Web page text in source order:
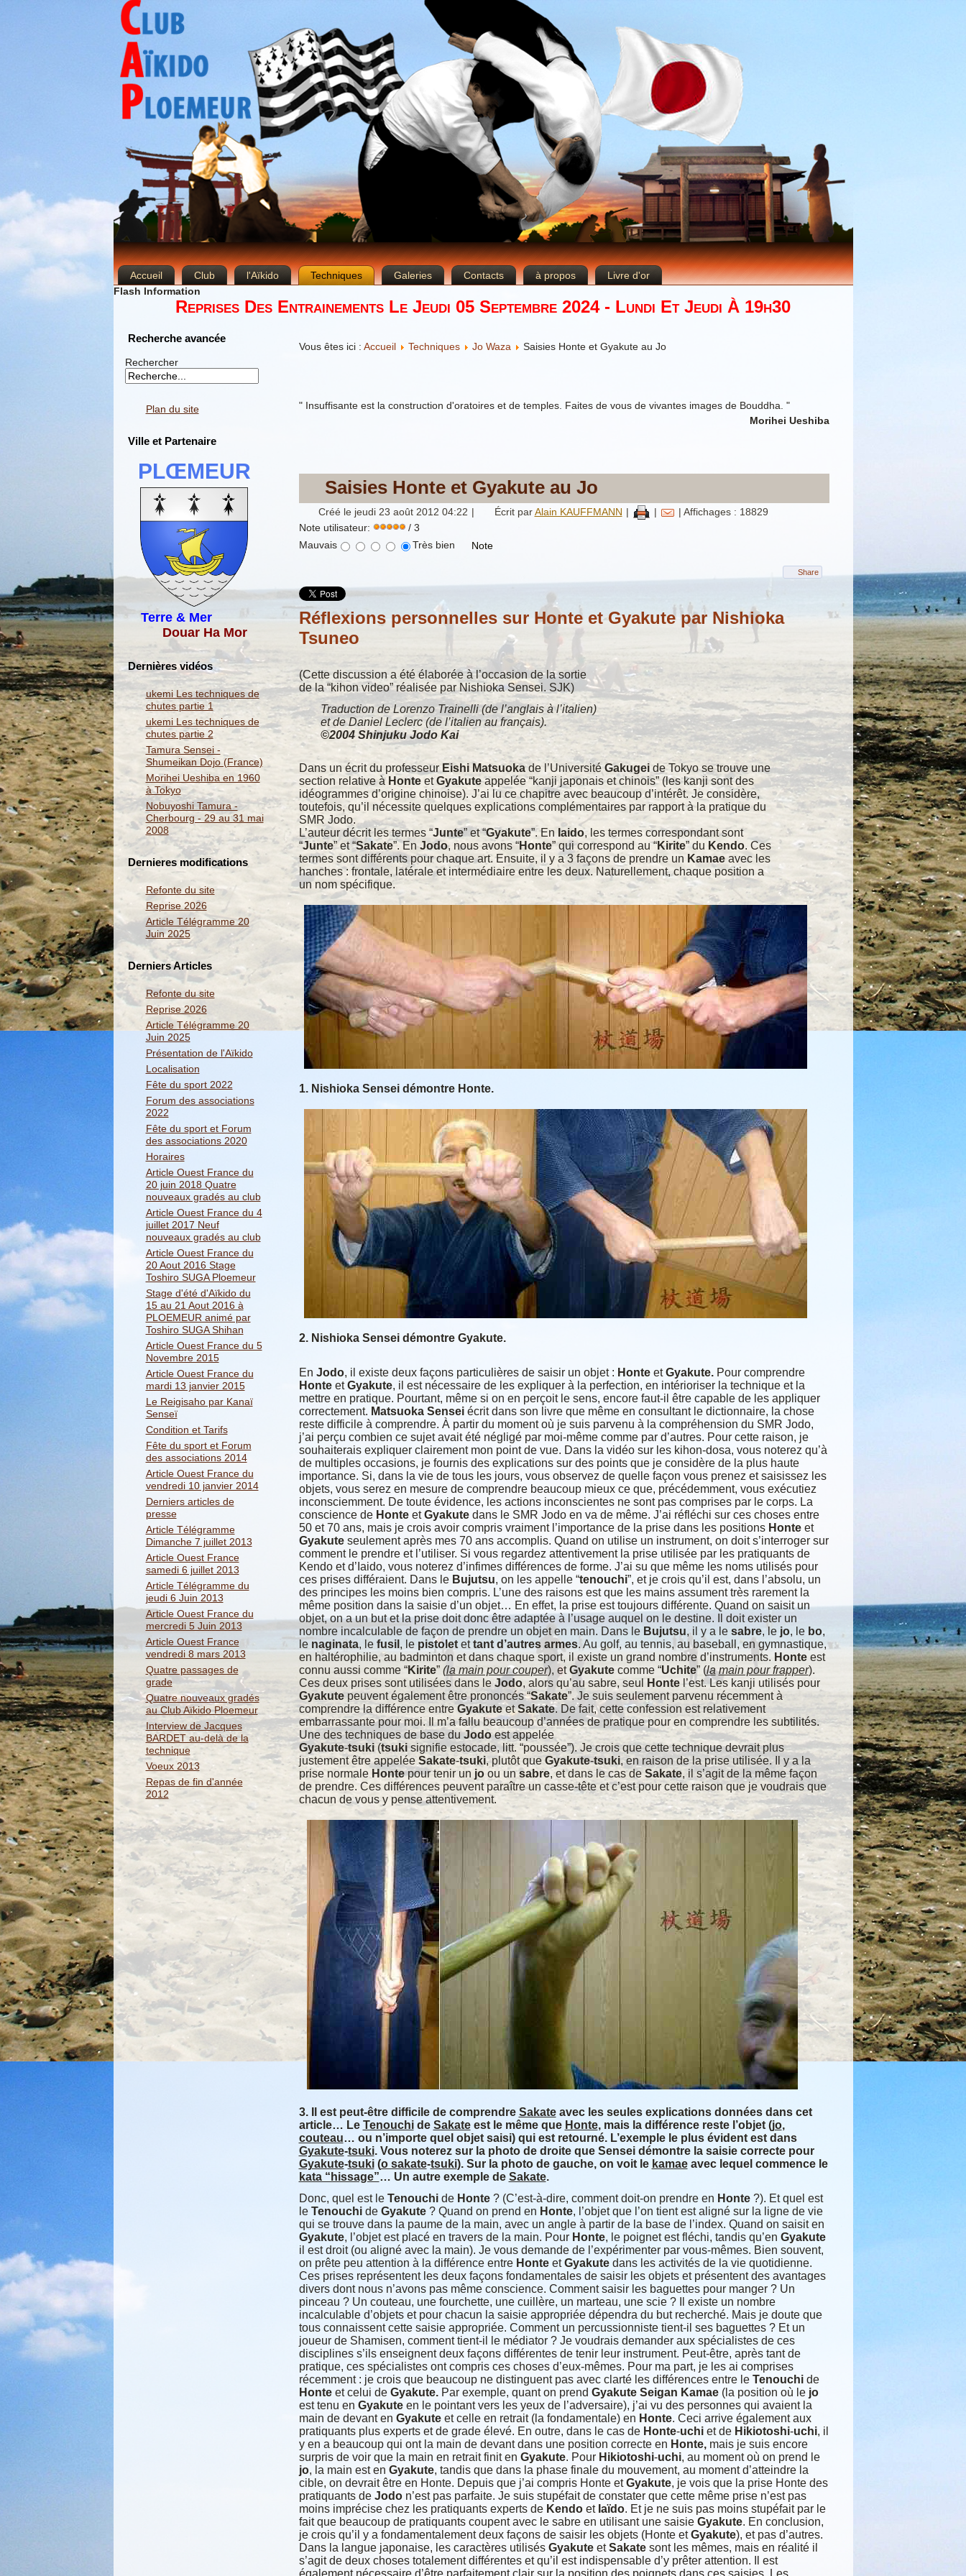
Accueil Club l'Aïkido Techniques Galeries Contacts à propos
Livre d'or
Flash Information
Reprises Des Entrainements Le Jeudi 05 Septembre 2024 - Lundi Et Jeudi À 19h30
Recherche avancée
Rechercher
Plan du site
Ville et Partenaire
PLŒMEUR
Terre & Mer
Douar Ha Mor
Dernières vidéos
ukemi Les techniques de
chutes partie 1
ukemi Les techniques de
chutes partie 2
Tamura Sensei -
Shumeikan Dojo (France)
Morihei Ueshiba en 1960
à Tokyo
Nobuyoshi Tamura -
Cherbourg - 29 au 31 mai
2008
Dernieres modifications
Refonte du site
Reprise 2026
Article Télégramme 20
Juin 2025
Derniers Articles
Refonte du site
Reprise 2026
Article Télégramme 20
Juin 2025
Présentation de l'Aïkido
Localisation
Fête du sport 2022
Forum des associations
2022
Fête du sport et Forum
des associations 2020
Horaires
Article Ouest France du
20 juin 2018 Quatre
nouveaux gradés au club
Article Ouest France du 4
juillet 2017 Neuf
nouveaux gradés au club
Article Ouest France du
20 Aout 2016 Stage
Toshiro SUGA Ploemeur
Stage d'été d'Aïkido du
15 au 21 Aout 2016 à
PLOEMEUR animé par
Toshiro SUGA Shihan
Article Ouest France du 5
Novembre 2015
Article Ouest France du
mardi 13 janvier 2015
Le Reigisaho par Kanaï
Senseï
Condition et Tarifs
Fête du sport et Forum
des associations 2014
Article Ouest France du
vendredi 10 janvier 2014
Derniers articles de
presse
Article Télégramme
Dimanche 7 juillet 2013
Article Ouest France
samedi 6 juillet 2013
Article Télégramme du
jeudi 6 Juin 2013
Article Ouest France du
mercredi 5 Juin 2013
Article Ouest France
vendredi 8 mars 2013
Quatre passages de
grade
Quatre nouveaux gradés
au Club Aïkido Ploemeur
Interview de Jacques
BARDET au-delà de la
technique
Voeux 2013
Repas de fin d'année
2012
Vous êtes ici : Accueil Techniques Jo Waza Saisies Honte et Gyakute au Jo
" Insuffisante est la construction d'oratoires et de temples. Faites de vous de vivantes images de Bouddha. "
Morihei Ueshiba
Saisies Honte et Gyakute au Jo
Créé le jeudi 23 août 2012 04:22 | Écrit parAlain KAUFFMANN | |
| Affichages : 18829
Note utilisateur:
/ 3
Mauvais
Très bien
Share
Réflexions personnelles sur Honte et Gyakute par Nishioka
Tsuneo
(Cette discussion a été élaborée à l’occasion de la sortie
de la “kihon video” réalisée par Nishioka Sensei. SJK)
Traduction de Lorenzo Trainelli (de l’anglais à l’italien)
et de Daniel Leclerc (de l’italien au français).
©2004 Shinjuku Jodo Kai
Dans un écrit du professeur Eishi Matsuokade l’Université Gakugeide Tokyo se trouve une
section relative à HonteetGyakuteappelée “kanji japonais et chinois” (les kanji sont des
idéogrammes d’origine chinoise). J’ai lu ce chapitre avec beaucoup d’intérêt. Je considère,
toutefois, qu’il nécessite quelques explications complémentaires par rapport à la pratique du
SMR Jodo.
L’auteur décrit les termes “Junte” et “Gyakute”. En Iaido, les termes correspondant sont
“Junte” et “Sakate”. EnJodo, nous avons “Honte” qui correspond au “Kirite” du Kendo. Ces
termes sont différents pour chaque art. Ensuite, il y a 3 façons de prendre un Kamaeavec les
hanches : frontale, latérale et intermédiaire entre les deux. Naturellement, chaque position a
un nom spécifique.
1. Nishioka Sensei démontre Honte.
2. Nishioka Sensei démontre Gyakute.
En Jodo, il existe deux façons particulières de saisir un objet : HonteetGyakute.Pour comprendre
HonteetGyakute, il est nécessaire de les expliquer à la perfection, en intérioriser la technique et la
mettre en pratique. Pourtant, même si on en perçoit le sens, encore faut-il être capable de les appliquer
correctement. Matsuoka Senseiécrit dans son livre que même en consultant le dictionnaire, la chose
reste difficile à comprendre. À partir du moment où je suis parvenu à la compréhension du SMR Jodo,
j’ai perçu combien ce sujet avait été négligé par moi-même comme par d’autres. Pour cette raison, je
souhaiterais expliquer clairement mon point de vue. Dans la vidéo sur les kihon-dosa, vous noterez qu’à
de multiples occasions, je fournis des explications sur des points que je considère de la plus haute
importance. Si, dans la vie de tous les jours, vous observez de quelle façon vous prenez et saisissez les
objets, vous serez en mesure de comprendre beaucoup mieux ce que, précédemment, vous exécutiez
inconsciemment. De toute évidence, les actions inconscientes ne sont pas comprises par le corps. La
conscience de HonteetGyakutedans le SMR Jodo en va de même. J’ai réfléchi sur ces choses entre
50 et 70 ans, mais je crois avoir compris vraiment l’importance de la prise dans les positions Honteet
Gyakuteseulement après mes 70 ans accomplis. Quand on utilise un instrument, on doit s’interroger sur
comment le prendre et l’utiliser. Si vous regardez attentivement la prise utilisée par les pratiquants de
Kendo et d’Iaido, vous noterez d’infimes différences de forme. J’ai su que même les noms utilisés pour
ces prises différaient. Dans le Bujutsu, on les appelle “tenouchi”, et je crois qu’il est, dans l’absolu, un
des principes les moins bien compris. L’une des raisons est que les mains assument très rarement la
même position dans la saisie d’un objet… En effet, la prise est toujours différente. Quand on saisit un
objet, on a un but et la prise doit donc être adaptée à l’usage auquel on le destine. Il doit exister un
nombre incalculable de façon de prendre un objet en main. Dans le Bujutsu, il y a le sabre, le jo, le bo,
le naginata, le fusil , le pistoletettant d’autres armes. Au golf, au tennis, au baseball, en gymnastique,
en haltérophilie, au badminton et dans chaque sport, il existe un grand nombre d’instruments. Honteest
connu aussi comme “Kirite” (la main pour couper), etGyakutecomme “Uchite” (la main pour frapper).
Ces deux prises sont utilisées dans le Jodo, alors qu’au sabre, seul Honte l’est. Les kanji utilisés pour
Gyakutepeuvent également être prononcés “Sakate”. Je suis seulement parvenu récemment à
comprendre la différence entre GyakuteetSakate. De fait, cetteconfession est relativement
embarrassante pour moi. Il m’a fallu beaucoup d’années de pratique pour en comprendre les subtilités.
Une des techniques de base duJodoest appelée
Gyakute-tsuki(tsukisignifie estocade, litt. “poussée”). Je crois que cette technique devraitplus
justement être appelée Sakate-tsuki, plutôt queGyakute-tsuki, en raison de la prise utilisée. Il y a la
prise normale Hontepour tenir un joou unsabre, et dans le cas deSakate, ils’agit de la même façon
de prendre. Ces différences peuvent paraître un casse-tête et c’estpour cette raison que je voudrais que
chacun de vous y pense attentivement.
3. Il est peut-être difficile de comprendre Sakateavec les seules explications données dans cet
article… Le Tenouchide Sakateest le même que Honte, mais la différence reste l’objet (jo,
couteau… ou n’importe quel objet saisi) qui est retourné. L’exemple le plus évident est dans
Gyakute-tsuki. Vous noterez sur la photo de droite que Sensei démontre la saisie correcte pour
Gyakute-tsuki(o sakate-tsuki). Sur la photo de gauche, on voit le kamaeavec lequel commence le
kata “hissage”… Un autre exemple de Sakate.
Donc, quel est le Tenouchide Honte? (C’est-à-dire, comment doit-on prendre en Honte?). Et quel est
le Tenouchide Gyakute? Quand on prend en Honte, l’objet que l’on tient est aligné sur la ligne de vie
qui se trouve dans la paume de la main, avec un angle à partir de la base de l’index. Quand on saisit en
Gyakute, l’objet est placé en travers de la main. Pour Honte, le poignet est fléchi, tandis qu’en Gyakute
il est droit (ou aligné avec la main). Je vous demande de l’expérimenter par vous-mêmes. Bien souvent,
on prête peu attention à la différence entre HonteetGyakutedans les activités de la vie quotidienne.
Ces prises représentent les deux façons fondamentales de saisir les objets et présentent des avantages
divers dont nous n’avons pas même conscience. Comment saisir les baguettes pour manger ? Un
pinceau ? Un couteau, une fourchette, une cuillère, un marteau, une scie ? Il existe un nombre
incalculable d’objets et pour chacun la saisie appropriée dépendra du but recherché. Mais je doute que
tous connaissent cette saisie appropriée. Comment un percussionniste tient-il ses baguettes ? Et un
joueur de Shamisen, comment tient-il le médiator ? Je voudrais demander aux spécialistes de ces
disciplines s’ils enseignent deux façons différentes de tenir leur instrument. Peut-être, après tant de
pratique, ces spécialistes ont compris ces choses d’eux-mêmes. Pour ma part, je les ai comprises
récemment : je crois que beaucoup ne distinguent pas avec clarté les différences entre le Tenouchide
Honteet celui de Gyakute.Par exemple, quant on prend Gyakute Seigan Kamae(la position où le jo
est tenu en Gyakuteen le pointant vers les yeux de l’adversaire), j’ai vu des personnes qui avaient la
main de devant en Gyakuteet celle en retrait (la fondamentale) en Honte. Ceci arrive également aux
pratiquants plus experts et de grade élevé. En outre, dans le cas de Honte-uchiet de Hikiotoshi-uchi, il
y en a beaucoup qui ont la main de devant dans une position correcte en Honte,mais je suis encore
surpris de voir que la main en retrait finit en Gyakute. Pour Hikiotoshi-uchi, au moment où on prend le
jo, la main est en Gyakute, tandis que dans la phase finale du mouvement, au moment d’atteindre la
cible, on devrait être en Honte. Depuis que j’ai compris Honte etGyakute, je vois que la prise Honte des
pratiquants de Jodo n’est pas parfaite. Je suis stupéfait de constater que cette même prise n’est pas
moins imprécise chez les pratiquants experts de Kendoet Iaïdo. Et je ne suis pas moins stupéfait par le
fait que beaucoup de pratiquants coupent avec le sabre en utilisant une saisie Gyakute. En conclusion,
je crois qu’il y a fondamentalement deux façons de saisir les objets (Honte etGyakute), et pas d’autres.
Dans la langue japonaise, les caractères utilisés GyakuteetSakate sont les mêmes, mais en réalité il
s’agit de deux choses totalement différentes et qu’il est indispensable d’y prêter attention. Il est
également nécessaire d’être parfaitement clair sur la position des poignets dans ces saisies. Les